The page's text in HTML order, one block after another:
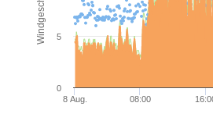
8 Aug. 08:00
0
5